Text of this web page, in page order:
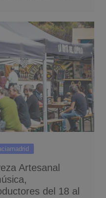
Artesanal
del 18 al